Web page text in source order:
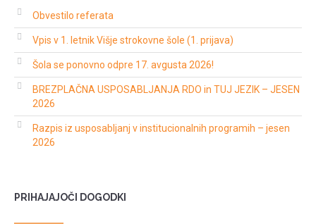
Obvestilo referata
Vpis v 1. letnik Višje strokovne šole (1. prijava)
Šola se ponovno odpre 17. avgusta 2026!
BREZPLAČNA USPOSABLJANJA RDO in TUJ JEZIK – JESEN
2026
Razpis iz usposabljanj v institucionalnih programih – jesen
2026
PRIHAJAJOČI DOGODKI